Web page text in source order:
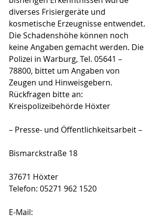
diverses Frisiergeräte und
kosmetische Erzeugnisse entwendet.
Die Schadenshöhe können noch
keine Angaben gemacht werden. Die
Polizei in Warburg, Tel. 05641 –
78800, bittet um Angaben von
Zeugen und Hinweisgebern.
Rückfragen bitte an:
Kreispolizeibehörde Höxter
– Presse- und Öffentlichkeitsarbeit –
Bismarckstraße 18
37671 Höxter
Telefon: 05271 962 1520
E-Mail: